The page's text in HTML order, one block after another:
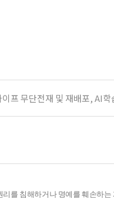
프 무단전재 및 재배포, AI학